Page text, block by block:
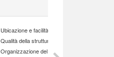
Ubicazione e facilità di accesso al parcheggio
Qualità della struttura
Organizzazione del personale